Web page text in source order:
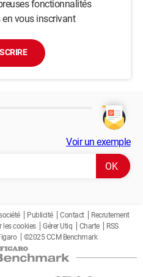
fonctionnalités
vous inscrivant
Voir un exemple
Publicité Contact
Recrutement
les cookies Gérer Utiq Charte
RSS
©2025 CCM Benchmark